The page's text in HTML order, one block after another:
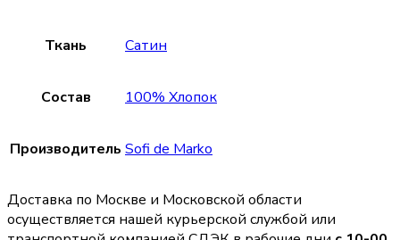
Ткань Сатин
Состав 100% Хлопок
Производитель Sofi de Marko
Доставка по Москве и Московской области
осуществляется нашей курьерской службой или